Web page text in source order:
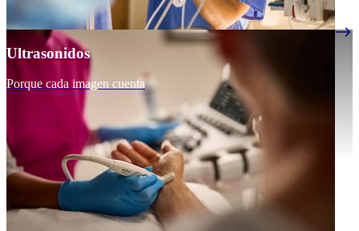
Ultrasonidos
Porque cada imagen cuenta